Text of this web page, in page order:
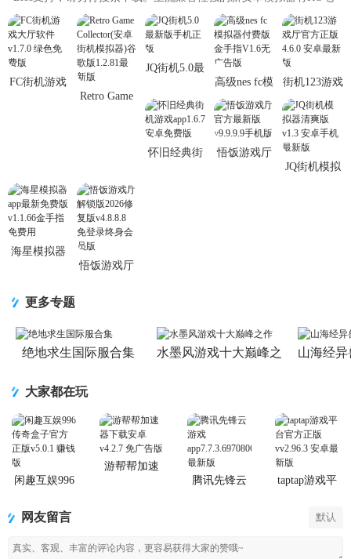
玩城，小鸡模拟器，当乐模拟器等。此几款新模拟器不仅能兼容街
机游戏，还自带FC、SFC、GBA、PS、PSP等格式游戏，功能非常
方便强大。j9p小编专门为大家整理了街机模拟器大全，喜欢玩这类
游戏的..
FC街机游戏
Retro Game
JQ街机5.0最
版
高级nes fc模
拟器付费版
金手指V1.6
无广告版
街机123游戏
厅官方正版
4.6.0 安卓最
新版
怀旧经典街
悟饭游戏厅
JQ街机模拟
海星模拟器
手指免费用
悟饭游戏厅
登录终身会
员版
更多专题
绝地求生国际服合集
水墨风游戏十大巅峰之
山海经
大家都在玩
闲趣互娱996
游帮帮加速
腾讯先锋云
taptap游戏平
网友留言 默认